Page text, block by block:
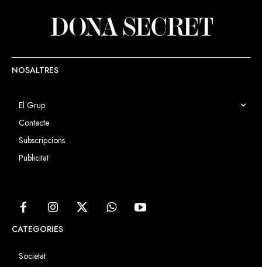
NOSALTRES
El Grup
Contacte
Subscripcions
Publicitat
CATEGORIES
Societat